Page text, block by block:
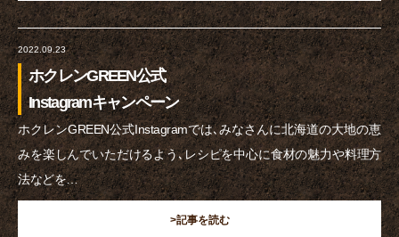
2022.09.23
ホクレンGREEN公式
Instagramキャンペーン
ホクレンGREEN公式Instagramでは､みなさんに北海道の大地の恵
みを楽しんでいただけるよう､レシピを中心に食材の魅力や料理方
法などを…
>記事を読む